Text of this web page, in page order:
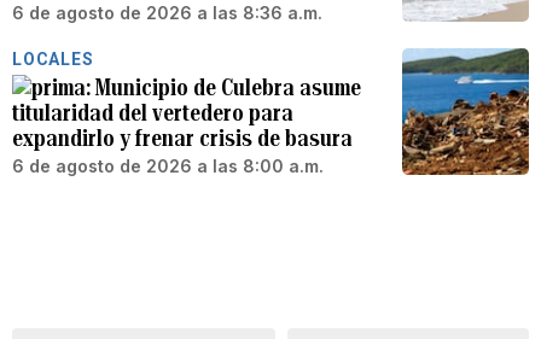
6 de agosto de 2026 a las 8:36 a.m.
LOCALES
Municipio de Culebra asume
titularidad del vertedero para
expandirlo y frenar crisis de basura
6 de agosto de 2026 a las 8:00 a.m.